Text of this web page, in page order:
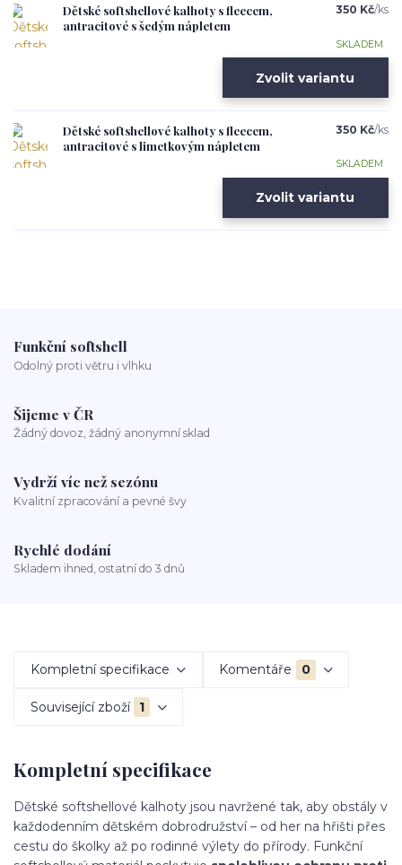
Dětské softshellové kalhoty s fleecem,
antracitové s šedým nápletem
350 Kč/ks
SKLADEM
Zvolit variantu
Dětské softshellové kalhoty s fleecem,
antracitové s limetkovým nápletem
350 Kč/ks
SKLADEM
Zvolit variantu
Funkční softshell
Odolný proti větru i vlhku
Šijeme v ČR
Žádný dovoz, žádný anonymní sklad
Vydrží víc než sezónu
Kvalitní zpracování a pevné švy
Rychlé dodání
Skladem ihned, ostatní do 3 dnů
Kompletní specifikace Komentáře 0
Související zboží 1
Kompletní specifikace
Dětské softshellové kalhoty jsou navržené tak, aby obstály v
každodenním dětském dobrodružství – od her na hřišti přes
cestu do školky až po rodinné výlety do přírody. Funkční